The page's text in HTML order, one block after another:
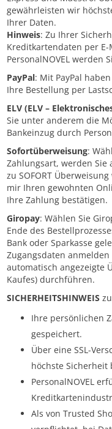
gewährleisten wir
Ihrer Daten.
Hinweis: Zu Ihrer
Kreditkartendaten per
PersonalNOVEL werden
PayPal: Mit PayPal
Ihre Bestellung per
ELV (ELV –
Sie unter anderem die
Bankeinzug durch
Sofortüberweisung:
Zahlungsart, werden Sie
zu SOFORT
mir Ihren gewohnten
Ihre Zahlung bestätigen.
Giropay: Wählen Sie
Ende des
Bank oder Sparkasse
Zugangsdaten
automatisch angezeigte
Kaufes) durchführen.
SICHERHEITSHINWEIS
Ihre persönlichen
gespeichert.
Über eine SSL-
höchste
PersonalNOVEL
Als von Trusted